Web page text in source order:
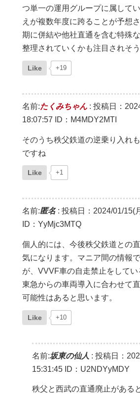
つ単一の運用グループに属して
えが複数年度に跨ることが予想
期に併結や他社直通を含む特殊
整理されていくかも注目されそう
Like +19
名前:たくみちゃん : 投稿日：
18:07:57
ID：M4MDY2MTI
そのうち秩父鉄道の逆乗り入れ
ですね
Like +1
名前:匿名: 投稿日：2024/01/15(
ID：YyMjc3MTQ
個人的には、今後秩父鉄道との
気になります。マニア間の情報
が、VVVF車の自走禁止をしてい
東急からの車両導入に合わせて
可能性はあると思います。
Like +10
名前:坂東の仙人 : 投稿日：
15:31:45 ID：U2NDYyMDY
秩父と西武の直通廃止がある